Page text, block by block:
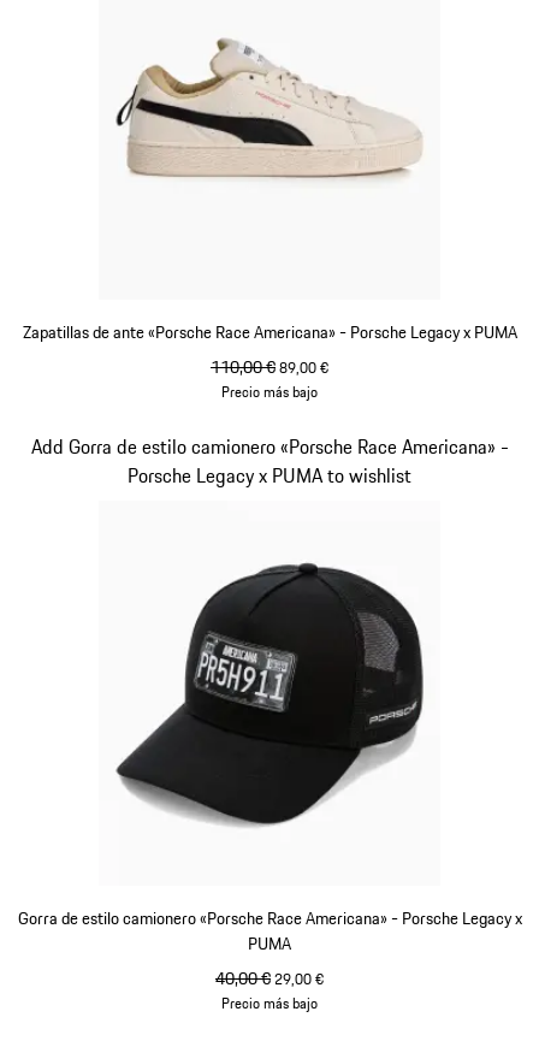
Zapatillas de ante «Porsche Race Americana» - Porsche Legacy x PUMA
precio original
110,00 €precio de venta
89,00 €
Precio más bajo
Gorra de estilo camionero «Porsche Race Americana» - Porsche Legacy x
PUMA
precio original
40,00 €precio de venta
29,00 €
Precio más bajo
Add Gorra de estilo camionero «Porsche Race Americana» -
Porsche Legacy x PUMA to wishlist
Diapositiva 3 de 10